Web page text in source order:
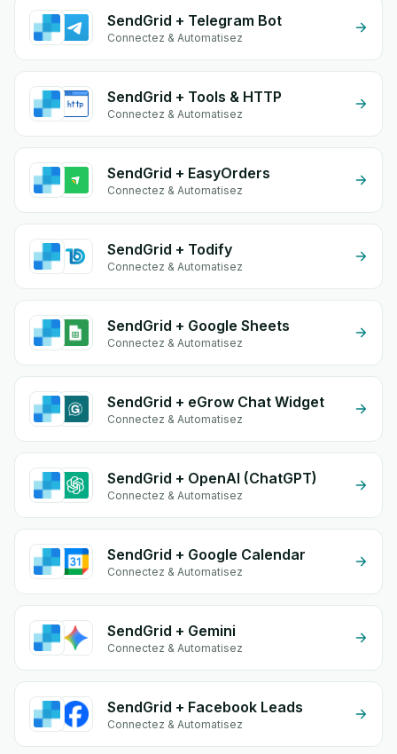
SendGrid + Telegram Bot
Connectez & Automatisez
SendGrid + Tools & HTTP
Connectez & Automatisez
SendGrid + EasyOrders
Connectez & Automatisez
SendGrid + Todify
Connectez & Automatisez
SendGrid + Google Sheets
Connectez & Automatisez
SendGrid + eGrow Chat Widget
Connectez & Automatisez
SendGrid + OpenAI (ChatGPT)
Connectez & Automatisez
SendGrid + Google Calendar
Connectez & Automatisez
SendGrid + Gemini
Connectez & Automatisez
SendGrid + Facebook Leads
Connectez & Automatisez